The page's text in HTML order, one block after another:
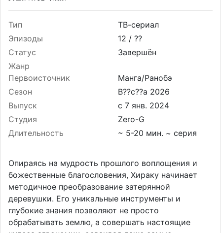
Тип
ТВ-сериал
Эпизоды
12 / ??
Статус
Завершён
Жанр
Первоисточник
Манга/Ранобэ
Сезон
В??с??а 2026
Выпуск
Студия
Zero-G
Длительность
~ 5-20 мин. ~ серия
Опираясь на мудрость прошлого воплощения и
божественные благословения, Хираку начинает
методичное преобразование затерянной
деревушки. Его уникальные инструменты и
глубокие знания позволяют не просто
обрабатывать землю, а совершать настоящие